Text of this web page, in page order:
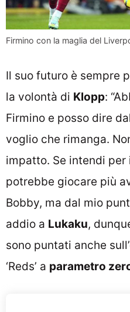
Firmino con la maglia del
Il suo futuro è sempre
la volontà di Klopp:
Firmino e posso dire
voglio che rimanga.
impatto. Se intendi
potrebbe giocare più
Bobby, ma dal mio
addio a Lukaku,
sono puntati anche
‘Reds’ a parametro